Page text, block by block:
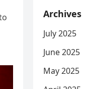
Archives
July 2025
June 2025
May 2025